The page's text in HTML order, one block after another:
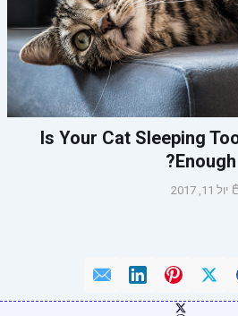
Is Your Cat Sleeping
Enough?
יול 11, 2017